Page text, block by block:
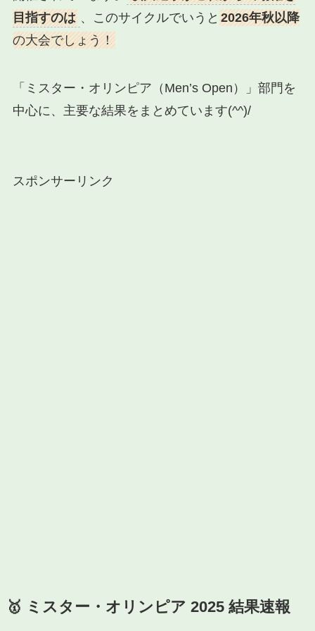
目指すのは 、このサイクルでいうと 2026年秋以降
の大会でしょう！
「ミスター・オリンピア（Men’s Open）」部門を
中心に、主要な結果をまとめています(^^)/
スポンサーリンク
🥇 ミスター・オリンピア 2025 結果速報